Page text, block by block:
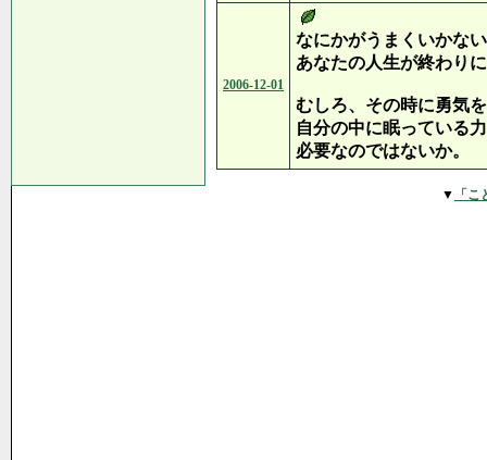
2006-12-01
なにかがうまくいかな
あなたの人生が終わり
むしろ、その時に勇気
自分の中に眠っている
必要なのではないか。
▼ 「